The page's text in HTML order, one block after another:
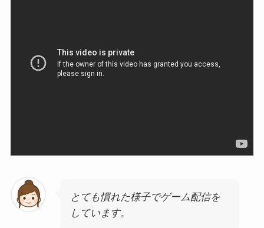
とても慣れた様子でゲーム配信を
しています。